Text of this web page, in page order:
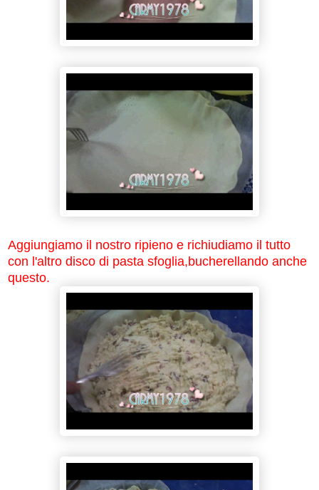
Aggiungiamo il nostro ripieno e richiudiamo il tutto
con l'altro disco di pasta sfoglia,bucherellando anche
questo.